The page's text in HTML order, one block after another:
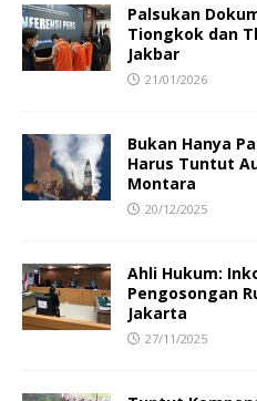
Palsukan
Tiongkok dan
Jakbar
21/01/2026
Bukan Hanya
Harus Tuntut
Montara
20/12/2025
Ahli Hukum:
Pengosongan
Jakarta
27/11/2025